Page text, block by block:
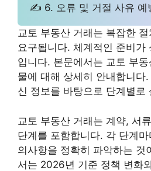
✍ 6. 오류 및 거절 사유 예
교토 부동산 거래는 복잡한
요구됩니다. 체계적인 준비가
입니다. 본문에서는 교토 부
물에 대해 상세히 안내합니다.
신 정보를 바탕으로 단계별로
교토 부동산 거래는 계약, 서
단계를 포함합니다. 각 단계
의사항을 정확히 파악하는 것
서는 2026년 기준 정책 변화